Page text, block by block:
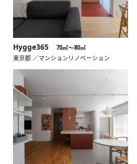
Hygge365 70㎡〜80㎡
東京都 ／マンションリノベーション